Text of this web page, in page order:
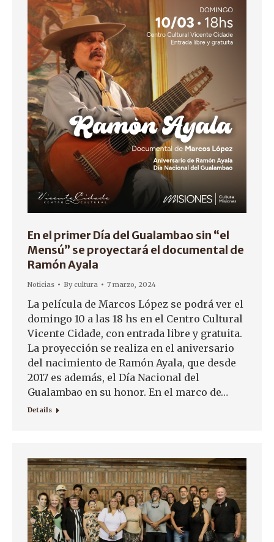
En el primer Día del Gualambao sin “el
Mensú” se proyectará el documental de
Ramón Ayala
Noticias Bycultura 7 marzo, 2024
La película de Marcos López se podrá ver el
domingo 10 a las 18 hs en el Centro Cultural
Vicente Cidade, con entrada libre y gratuita.
La proyección se realiza en el aniversario
del nacimiento de Ramón Ayala, que desde
2017 es además, el Día Nacional del
Gualambao en su honor. En el marco de…
Details